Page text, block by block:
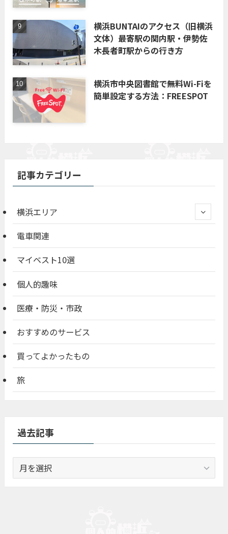
横浜BUNTAIのアクセス（旧横浜
文体）最寄駅の関内駅・伊勢佐
木長者町駅からの行き方
横浜市中央図書館で無料Wi-Fiを
簡単設定する方法：FREESPOT
記事カテゴリー
横浜エリア
電車関連
マイベスト10選
個人的趣味
医療・防災・市政
おすすめのサービス
買ってよかったもの
旅
過去記事
去